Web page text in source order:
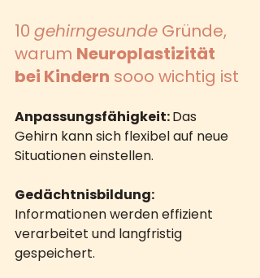
10 gehirngesunde Gründe,
warum Neuroplastizität
bei Kindern sooo wichtig ist
Anpassungsfähigkeit: Das
Gehirn kann sich flexibel auf neue
Situationen einstellen.
Gedächtnisbildung:
Informationen werden effizient
verarbeitet und langfristig
gespeichert.